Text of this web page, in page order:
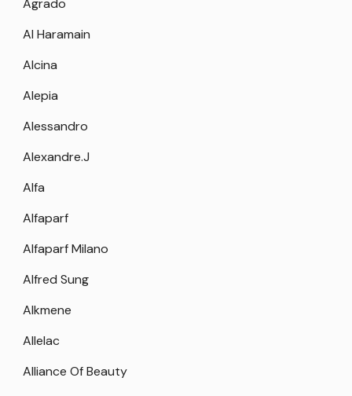
Al Haramain
Alcina
Alepia
Alessandro
Alexandre.J
Alfa
Alfaparf
Alfaparf Milano
Alfred Sung
Alkmene
Allelac
Alliance Of Beauty